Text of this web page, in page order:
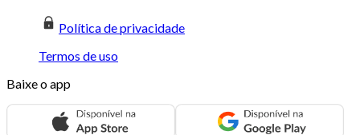
Política de privacidade
Termos de uso
Baixe o app